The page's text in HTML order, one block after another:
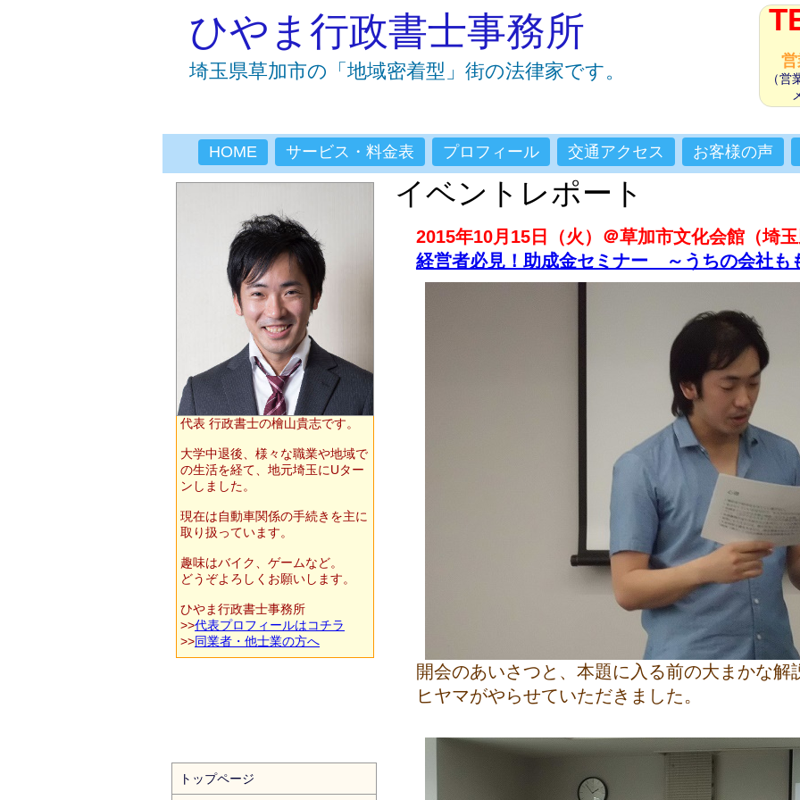
ひやま行政書士事務所
埼玉県草加市の「地域密着型」街の法律家です。
（
HOME サービス・料金表 プロフィール 交通アクセス お客様の声
代表 行政書士の檜山貴志です。
大学中退後、様々な職業や地域で
の生活を経て、地元埼玉にUター
ンしました。
現在は自動車関係の手続きを主に
取り扱っています。
趣味はバイク、ゲームなど。
どうぞよろしくお願いします。
ひやま行政書士事務所
>>代表プロフィールはコチラ
>>同業者・他士業の方へ
トップページ
イベントレポート
2015年10月15日（火）＠草加市文化会館（埼
経営者必見！助成金セミナー ～うちの会社も
開会のあいさつと、本題に入る前の大まかな解
ヒヤマがやらせていただきました。